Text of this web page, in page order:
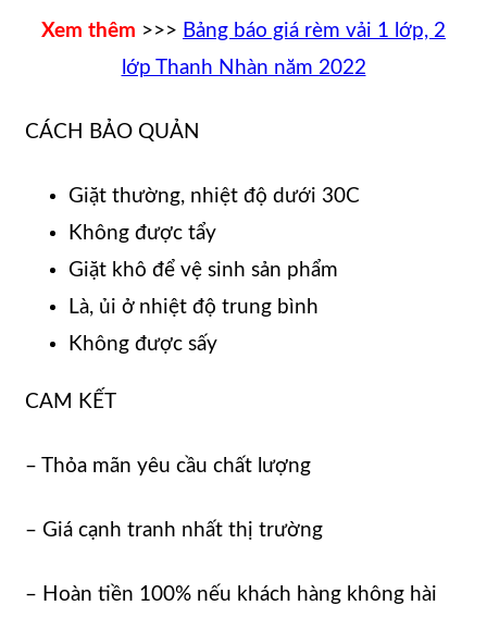
Xem thêm >>> Bảng báo giá rèm vải 1 lớp, 2
lớp Thanh Nhàn năm 2022
CÁCH BẢO QUẢN
Giặt thường, nhiệt độ dưới 30C
Không được tẩy
Giặt khô để vệ sinh sản phẩm
Là, ủi ở nhiệt độ trung bình
Không được sấy
CAM KẾT
– Thỏa mãn yêu cầu chất lượng
– Giá cạnh tranh nhất thị trường
– Hoàn tiền 100% nếu khách hàng không hài